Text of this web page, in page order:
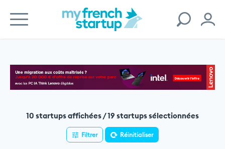
10 startups affichées / 19 startups sélectionnées
Filtrer Réinitialiser